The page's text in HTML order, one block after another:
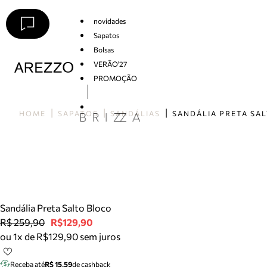
novidades
Sapatos
Bolsas
VERÃO'27
PROMOÇÃO
HOME SAPATOS SANDÁLIAS
Sandália Preta Salto Bloco
R$ 259,90 R$129,90
ou 1x de R$129,90 sem juros
Receba atéR$ 15,59de cashback